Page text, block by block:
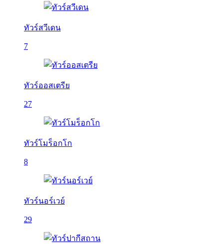
ทัวร์สวีเดน
7
ทัวร์ออสเตรีย
27
ทัวร์โมร็อกโก
8
ทัวร์นอร์เวย์
29